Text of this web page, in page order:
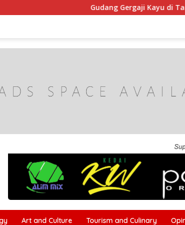
Gudang Gergaji Kayu di
Art and Culture Tourism and Culinary